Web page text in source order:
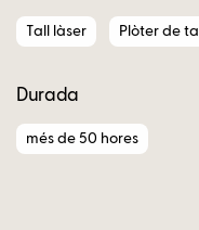
Tall làser Plòter de tall
Durada
més de 50 hores